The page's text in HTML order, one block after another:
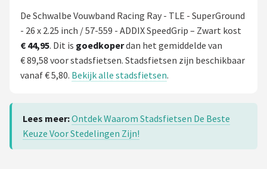
De Schwalbe Vouwband Racing Ray - TLE - SuperGround
- 26 x 2.25 inch / 57-559 - ADDIX SpeedGrip – Zwart kost
€ 44,95. Dit is goedkoperdan het gemiddelde van
€ 89,58 voor stadsfietsen. Stadsfietsen zijn beschikbaar
vanaf € 5,80. Bekijk alle stadsfietsen.
Lees meer:Ontdek Waarom Stadsfietsen De Beste
Keuze Voor Stedelingen Zijn!